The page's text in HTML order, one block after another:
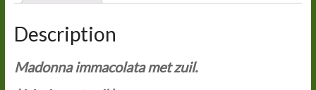
Description
Madonna immacolata met zuil.